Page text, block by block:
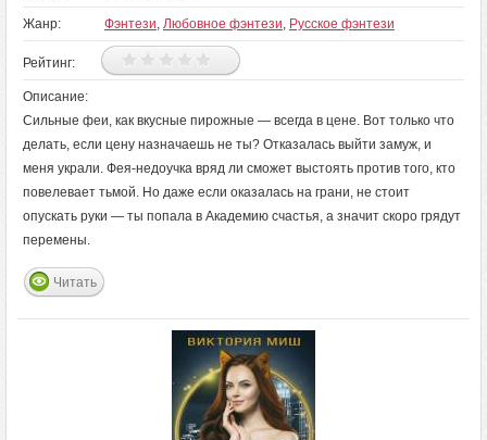
Жанр: Фэнтези, Любовное фэнтези, Русское фэнтези
Рейтинг:
Описание:
Сильные феи, как вкусные пирожные — всегда в цене. Вот только что
делать, если цену назначаешь не ты? Отказалась выйти замуж, и
меня украли. Фея-недоучка вряд ли сможет выстоять против того, кто
повелевает тьмой. Но даже если оказалась на грани, не стоит
опускать руки — ты попала в Академию счастья, а значит скоро грядут
перемены.
Читать